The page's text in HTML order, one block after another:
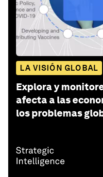
LA VISIÓN GLOBAL
Explora y
afecta a las
los problemas